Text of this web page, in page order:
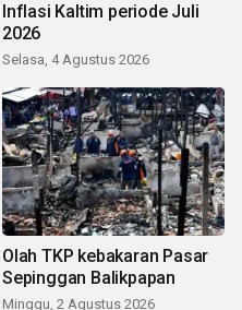
Inflasi Kaltim periode Juli
2026
Selasa, 4 Agustus 2026
Olah TKP kebakaran Pasar
Sepinggan Balikpapan
Minggu, 2 Agustus 2026